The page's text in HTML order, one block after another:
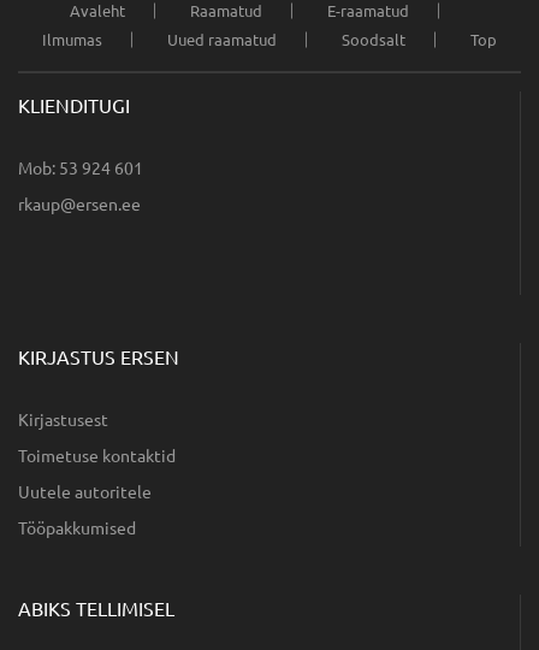
Avaleht Raamatud
E-raamatud
Ilmumas
Uued raamatud Soodsalt Top
KLIENDITUGI
Mob: 53 924 601
ee.nesre@puakr
KIRJASTUS ERSEN
Kirjastusest
Toimetuse kontaktid
Uutele autoritele
Tööpakkumised
ABIKS TELLIMISEL